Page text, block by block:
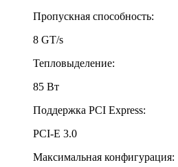
Пропускная способность:
8 GT/s
Тепловыделение:
85 Вт
Поддержка PCI Express:
PCI-E 3.0
Максимальная конфигурация: